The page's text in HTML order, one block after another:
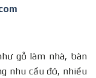
gỗ làm nhà, bàn
nhu cầu đó, nhiều